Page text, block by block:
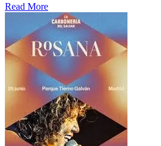
Read More